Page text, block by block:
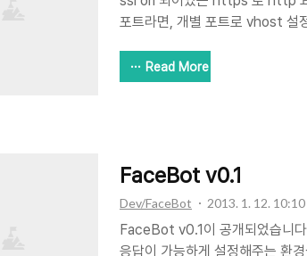
포트라면, 개별 포트로 vhost 설
어온 경우 처리하는 방법은 아
https://
Read More
FaceBot v0.1
Dev/FaceBot 2013. 1. 12. 10:10
FaceBot v0.1이 공개되었습니
응답이 가능하게 설정해주는